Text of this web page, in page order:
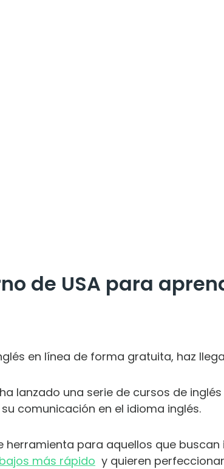
de USA para
en línea de forma gratuita, haz
lanzado una serie de cursos de
comunicación en el idioma inglés.
herramienta para aquellos que
más rápido y quieren